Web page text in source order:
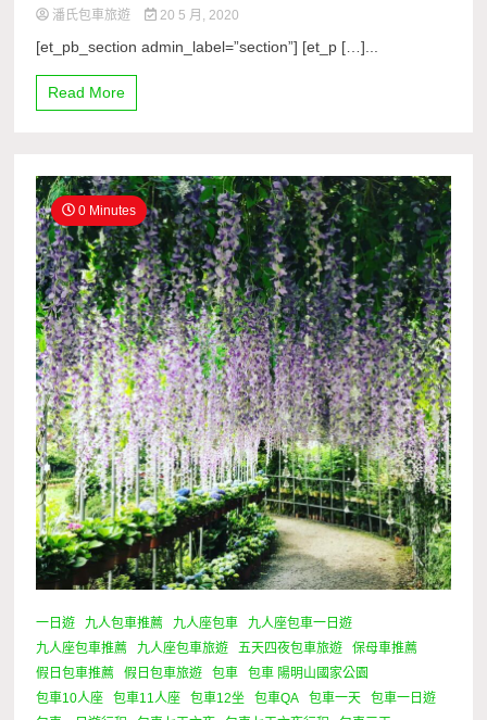
潘氏包車旅遊 20 5 月, 2020
[et_pb_section admin_label=”section”] [et_p […]...
Read More
0 Minutes
一日遊 九人包車推薦 九人座包車
九人座包車一日遊
九人座包車推薦
九人座包車旅遊 五天四夜包車旅遊
保母車推薦
假日包車推薦
假日包車旅遊 包車
包車 陽明山國家公園
包車10人座
包車11人座 包車12坐 包車QA 包車一天
包車一日遊